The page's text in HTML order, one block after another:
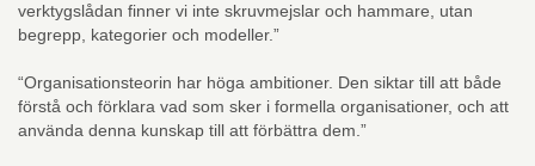
verktygslådan finner vi inte skruvmejslar och hammare, utan
begrepp, kategorier och modeller.”
“Organisationsteorin har höga ambitioner. Den siktar till att både
förstå och förklara vad som sker i formella organisationer, och att
använda denna kunskap till att förbättra dem.”